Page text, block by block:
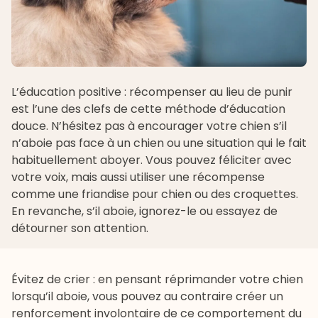
L’éducation positive : récompenser au lieu de punir
est l’une des clefs de cette méthode d’éducation
douce. N’hésitez pas à encourager votre chien s’il
n’aboie pas face à un chien ou une situation qui le fait
habituellement aboyer. Vous pouvez féliciter avec
votre voix, mais aussi utiliser une récompense
comme une friandise pour chienou des croquettes.
En revanche, s’il aboie, ignorez-le ou essayez de
détourner son attention.
Évitez de crier : en pensant réprimander votre chien
lorsqu’il aboie, vous pouvez au contraire créer un
renforcement involontaire de ce comportement du